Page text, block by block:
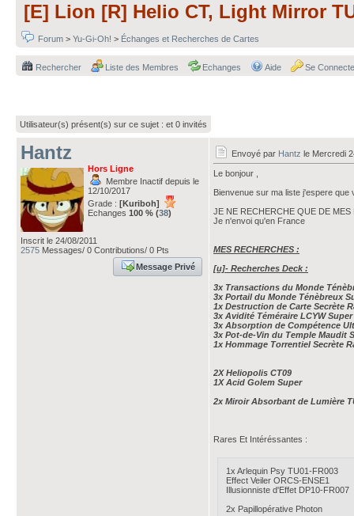
[E] Lion [R] Helio CT, Light Mirror
Forum > Yu-Gi-Oh! > Échanges et Recherches de Cartes
Rechercher Liste des Membres Echanges Aide Se
Utilisateur(s) présent(s) sur ce sujet : et 0 invités
Hantz
Hors Ligne
Membre Inactif depuis le
12/10/2017
Grade : [Kuriboh]
Echanges 100 % (38)
Inscrit le 24/08/2011
2575 Messages/ 0 Contributions/ 0 Pts
Message Privé
Envoyé par Hantz le Mercredi
Le bonjour ,
Bienvenue sur ma liste j'espere
JE NE RECHERCHE QUE DE MES
Je n'envoi qu'en France
MES RECHERCHES :
[u]- Recherches Deck :
3x Transactions du Monde
3x Portail du Monde Ténèbreux
1x Destruction de Carte Secrète
3x Avidité Téméraire LCYW Super
3x Absorption de Compétence
3x Pot-de-Vin du Temple Maudit
1x Hommage Torrentiel Secrète
2X Heliopolis CT09
1X Acid Golem Super
2x Miroir Absorbant de Lumière
Rares Et Intéréssantes :
1x Arlequin Psy TU01-FR003
Effect Veiler ORCS-ENSE1
Illusionniste d'Effet DP10-FR007
2x Papillopérative Photon